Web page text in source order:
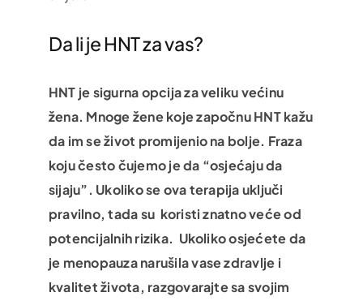
Da li je HNT za vas?
HNT je sigurna opcija za veliku većinu
žena. Mnoge žene koje započnu HNT kažu
da im se život promijenio na bolje. Fraza
koju često čujemo je da “osjećaju da
sijaju”. Ukoliko se ova terapija uključi
pravilno, tada su koristi znatno veće od
potencijalnih rizika. Ukoliko osjećete da
je menopauza narušila vase zdravlje i
kvalitet života, razgovarajte sa svojim